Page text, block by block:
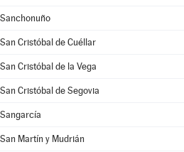
Sanchonuño
San Cristóbal de Cuéllar
San Cristóbal de la Vega
San Cristóbal de Segovia
Sangarcía
San Martín y Mudrián